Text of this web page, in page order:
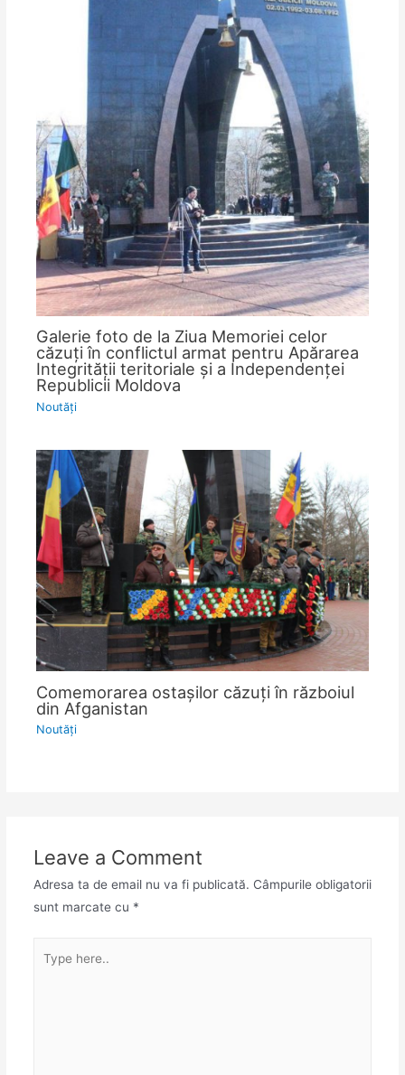
Galerie foto de la Ziua Memoriei celor
căzuţi în conflictul armat pentru Apărarea
Integrităţii teritoriale şi a Independenţei
Republicii Moldova
Noutăţi
Comemorarea ostașilor căzuți în războiul
din Afganistan
Noutăţi
Leave a Comment
Adresa ta de email nu va fi publicată. Câmpurile obligatorii
sunt marcate cu *
here..